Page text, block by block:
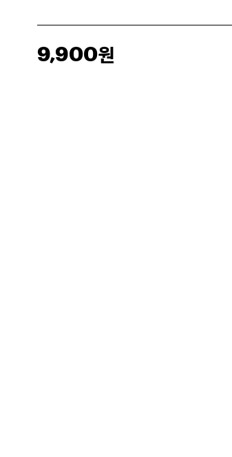
9,900원